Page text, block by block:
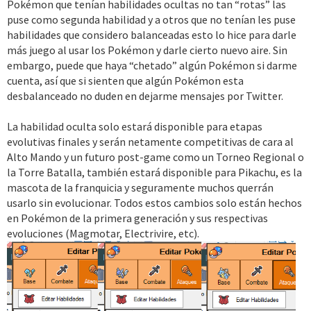
Ver el archivo adjunto 10489Ver el archivo adjunto 10490 Ver el
archivo adjunto 10491
Ver el archivo adjunto 10492Ver el archivo adjunto 10493
https://pastebin.com/xRDigbzJ
Link del juego:
https://www.mediafire.com/file/u5z8od2yowi2d78/Pok%C3%A9
mon_Or%C3%ADgenes.rar/file
Pokémon que tenían habilidades ocultas no tan “rotas” las
puse como segunda habilidad y a otros que no tenían les puse
habilidades que considero balanceadas esto lo hice para darle
más juego al usar los Pokémon y darle cierto nuevo aire. Sin
embargo, puede que haya “chetado” algún Pokémon si darme
cuenta, así que si sienten que algún Pokémon esta
desbalanceado no duden en dejarme mensajes por Twitter.
La habilidad oculta solo estará disponible para etapas
evolutivas finales y serán netamente competitivas de cara al
Alto Mando y un futuro post-game como un Torneo Regional o
la Torre Batalla, también estará disponible para Pikachu, es la
mascota de la franquicia y seguramente muchos querrán
usarlo sin evolucionar. Todos estos cambios solo están hechos
en Pokémon de la primera generación y sus respectivas
evoluciones (Magmotar, Electrivire, etc).